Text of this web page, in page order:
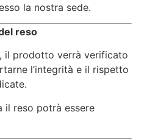
la nostra sede.
reso
il prodotto verrà verificato
l’integrità e il rispetto
il reso potrà essere